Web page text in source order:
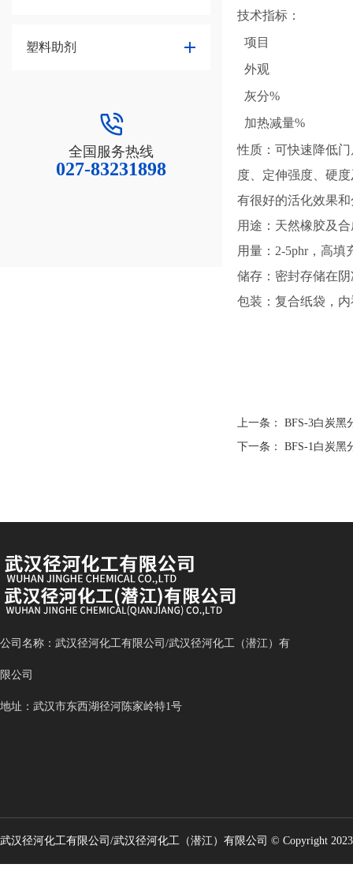
塑料助剂
全国服务热线
027-83231898
技术指标：
项目
外观
灰分%
加热减量%
性质：可快速降低
度、定伸强度、硬
有很好的活化效果
用途：天然橡胶及
用量：2-5phr，高填
储存：密封存储在
包装：复合纸袋，
上一条：BFS-3白炭黑
下一条：BFS-1白炭黑
公司名称：武汉径河化工有限公司/武汉径河化工（潜江）有
限公司
地址：武汉市东西湖径河陈家岭特1号
武汉径河化工有限公司/武汉径河化工（潜江）有限公司 © Copyright 2023